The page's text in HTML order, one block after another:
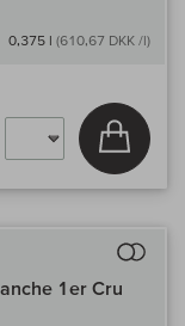
0,375 l (610,67 DKK /l)
Læg i
1er Cru